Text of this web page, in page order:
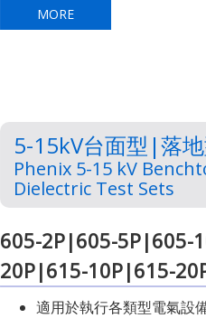
MORE
5-15kV台面型|落
Phenix 5-15 kV
Dielectric Test Sets
605-2P|605-5P|605-
20P|615-10P|615-
適用於執行各類型電氣設